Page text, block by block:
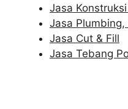
Jasa
Jasa
Jasa Cut & Fill
Jasa Tebang